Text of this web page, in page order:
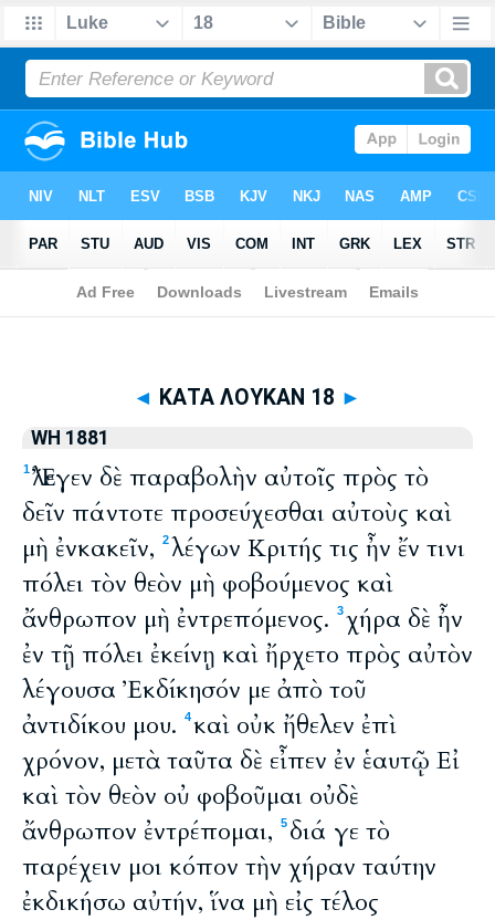
Biblia>WH 1881> ΚΑΤΑ ΛΟΥΚΑΝ 18
◄ ΚΑΤΑ ΛΟΥΚΑΝ 18 ►
WH 1881
1Ἔλεγεν δὲ παραβολὴν αὐτοῖς πρὸς τὸ
δεῖν πάντοτε προσεύχεσθαι αὐτοὺς καὶ
μὴ ἐνκακεῖν,
2λέγων Κριτής τις ἦν ἔν τινι
πόλει τὸν θεὸν μὴ φοβούμενος καὶ
ἄνθρωπον μὴ ἐντρεπόμενος.
3χήρα δὲ ἦν
ἐν τῇ πόλει ἐκείνῃ καὶ ἤρχετο πρὸς αὐτὸν
λέγουσα Ἐκδίκησόν με ἀπὸ τοῦ
ἀντιδίκου μου.
4καὶ οὐκ ἤθελεν ἐπὶ
χρόνον, μετὰ ταῦτα δὲ εἶπεν ἐν ἑαυτῷ Εἰ
καὶ τὸν θεὸν οὐ φοβοῦμαι οὐδὲ
ἄνθρωπον ἐντρέπομαι,
5 διά γε τὸ
παρέχειν μοι κόπον τὴν χήραν ταύτην
ἐκδικήσω αὐτήν, ἵνα μὴ εἰς τέλος